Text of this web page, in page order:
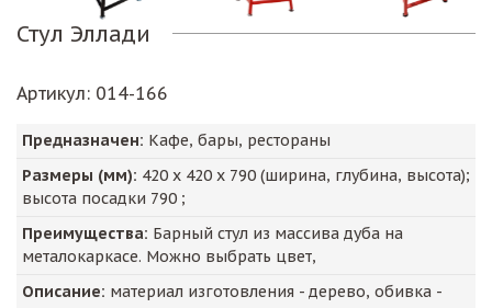
Стул Эллади
Артикул: 014-166
Предназначен: Кафе, бары, рестораны
Размеры (мм): 420 х 420 х 790 (ширина, глубина, высота);
высота посадки 790 ;
Преимущества: Барный стул из массива дуба на
металокаркасе. Можно выбрать цвет,
Описание: материал изготовления - дерево, обивка -